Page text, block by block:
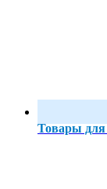
Товары для